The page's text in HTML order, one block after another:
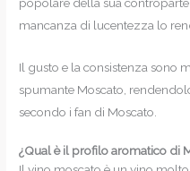
mancanza di lucentezza lo
Il gusto e la consistenza sono
spumante Moscato,
secondo i fan di Moscato.
¿Qual è il profilo aromatico di